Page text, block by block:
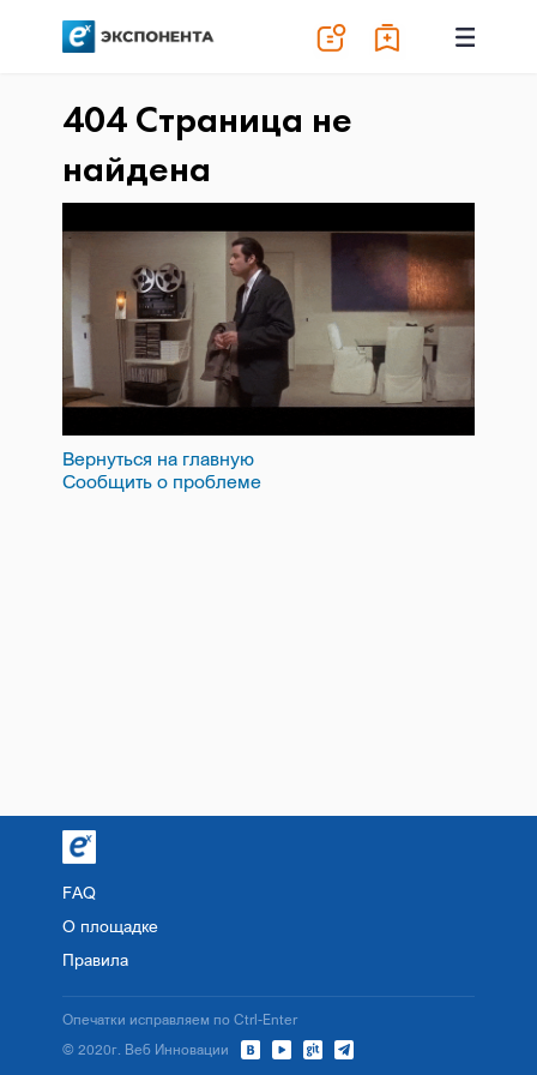
404 Страница не
найдена
Вернуться на главную
Сообщить о проблеме
FAQ
О площадке
Правила
© 2020г. Веб Инновации
Опечатки исправляем по Ctrl-Enter